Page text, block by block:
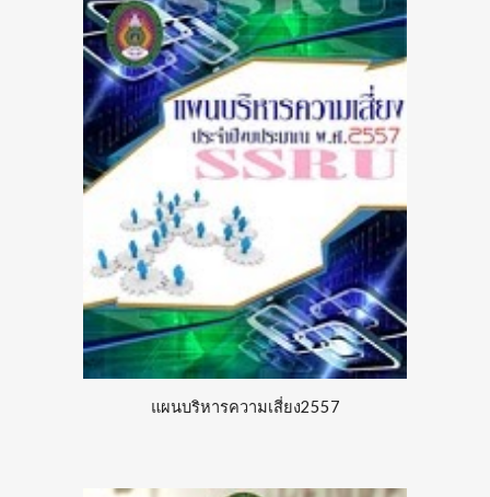
แผนบริหารความเสี่ยง2557